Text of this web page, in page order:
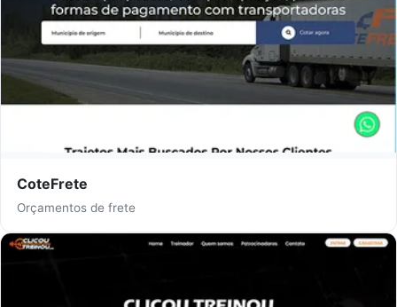
CoteFrete
Orçamentos de frete